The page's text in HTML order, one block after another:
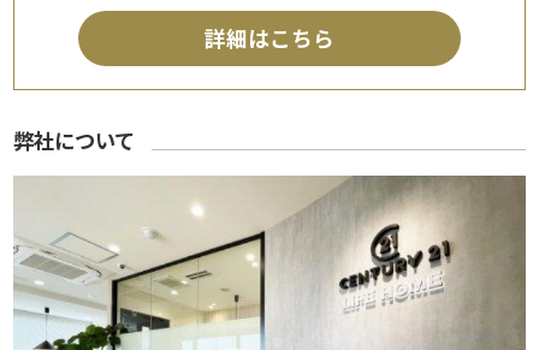
詳細はこちら
弊社について